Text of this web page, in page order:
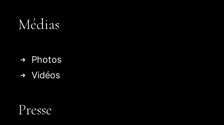
Médias
Photos
Vidéos
Presse